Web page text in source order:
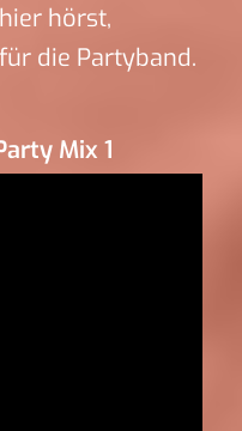
hörst,
die Partyband.
Mix 1